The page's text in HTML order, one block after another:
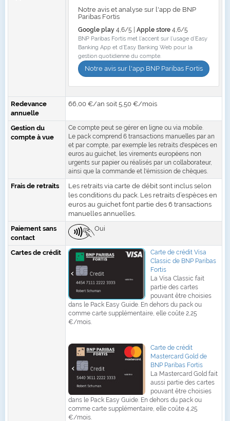
Notre avis et analyse sur l'app de BNP
Paribas Fortis
Google play4,6/5 | Apple store4,6/5
BNP Paribas Fortis met l’accent sur l’usage d’Easy
Banking App et d’Easy Banking Web pour la
gestion quotidienne du compte.
Notre avis sur l'app BNP Paribas Fortis
Redevance
annuelle
66,00 €/an soit 5,50 €/mois
Gestion du
compte à vue
Ce compte peut se gérer en ligne ou via mobile.
Le pack comprend 6 transactions manuelles par an
et par compte, par exemple les retraits d'espèces en
euros au guichet, les virements européens non
urgents sur papier ou réalisés par un collaborateur,
ainsi que la commande et l'émission de chèques.
Frais de retraits
Les retraits via carte de débit sont inclus selon
les conditions du pack. Les retraits d’espèces en
euros au guichet font partie des 6 transactions
manuelles annuelles.
Paiement sans
contact
Oui
Cartes de crédit
Carte de crédit Visa
Classic de BNP Paribas
Fortis
La Visa Classic fait
partie des cartes
pouvant être choisies
dans le Pack Easy Guide. En dehors du pack ou
comme carte supplémentaire, elle coûte 2,25
€/mois.
Carte de crédit
Mastercard Gold de
BNP Paribas Fortis
La Mastercard Gold fait
aussi partie des cartes
pouvant être choisies
dans le Pack Easy Guide. En dehors du pack ou
comme carte supplémentaire, elle coûte 4,25
€/mois.